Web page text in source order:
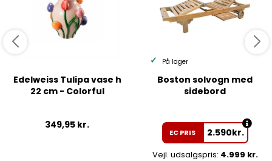
Edelweiss Tulipa vase h
22 cm - Colorful
349,95 kr.
På lager
Boston solvogn med
sidebord
EC PRIS 2.590kr.
Vejl. udsalgspris: 4.999 kr.